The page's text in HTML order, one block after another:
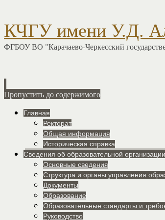
КЧГУ имени У.Д.
ФГБОУ ВО "Карачаево-Черкесский
Пропустить до содержимого
Главная
Ректорат
Общая информация
Историческая справка
Сведения об образовательной организации
Основные сведения
Структура и органы управления
Документы
Образование
Образовательные стандарты и
Руководство